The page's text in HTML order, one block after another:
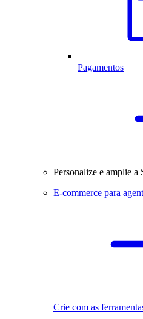
Pagamentos
Personalize e amplie a
E-commerce para
Crie com as